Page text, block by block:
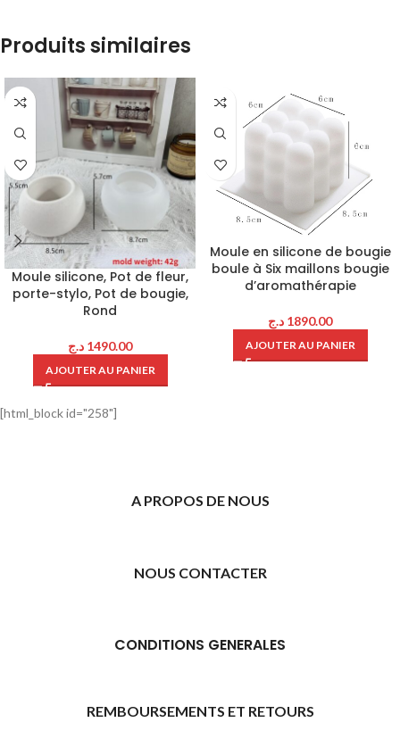
Produits similaires
Moule silicone, Pot de fleur,
porte-stylo, Pot de bougie,
Rond
1490.00 د.ج
AJOUTER AU PANIER
Moule en silicone de bougie
boule à Six maillons bougie
d’aromathérapie
1890.00 د.ج
AJOUTER AU PANIER
[html_block id="258"]
A PROPOS DE NOUS
NOUS CONTACTER
CONDITIONS GENERALES
REMBOURSEMENTS ET RETOURS